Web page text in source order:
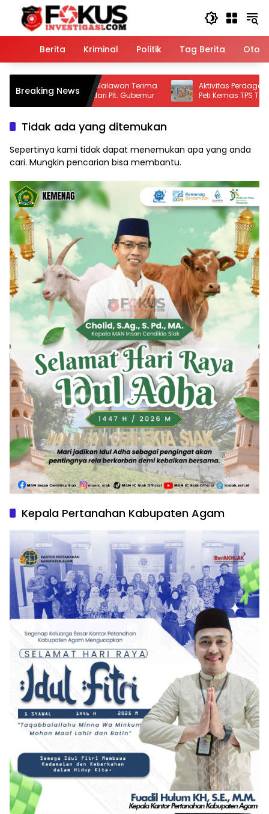
Langsung
konten
HomeBerita Kriminal Politik Tag Berita
Breaking News
69, Bupati Pelalawan Terima
I Langsung dari Plt. Gubernur
Aktivitas Perdagangan
Peti Kemas TPS Tumbuh
2026
Tidak ada yang ditemukan
Sepertinya kami tidak dapat menemukan apa yang anda
cari. Mungkin pencarian bisa membantu.
Kepala Pertanahan Kabupaten Agam